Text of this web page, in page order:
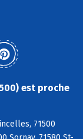
est proche
71500